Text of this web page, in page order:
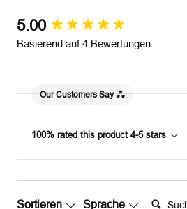
5.00
Basierend auf 4 Bewertungen
Our Customers Say
100% rated this product 4-5 stars
Sortieren Sprache Suchen:
New content loaded